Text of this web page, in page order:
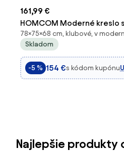
161,99 €
HOMCOM Moderné kreslo
poťahom a dreveným
spálne a obývačky s ďalším
68x75x78cm, Šedé | Aosom
78×75×68 cm, klubové, v
Skladom
-5 % 154 €s kódom kupónu
Najlepšie produkty